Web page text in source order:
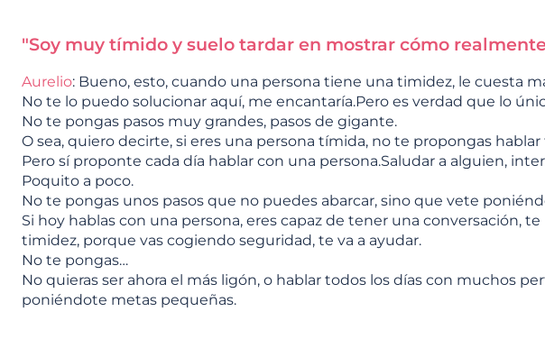
"Soy muy tímido y suelo tardar en mostrar cómo
Aurelio: Bueno, esto, cuando una persona tiene una timidez, le cuesta
No te lo puedo solucionar aquí, me encantaría.Pero es verdad que lo
No te pongas pasos muy grandes, pasos de gigante.
O sea, quiero decirte, si eres una persona tímida, no te propongas
Pero sí proponte cada día hablar con una persona.Saludar a alguien,
Poquito a poco.
No te pongas unos pasos que no puedes abarcar, sino que vete
Si hoy hablas con una persona, eres capaz de tener una conversación,
timidez, porque vas cogiendo seguridad, te va a ayudar.
No te pongas…
No quieras ser ahora el más ligón, o hablar todos los días con muchos
poniéndote metas pequeñas.